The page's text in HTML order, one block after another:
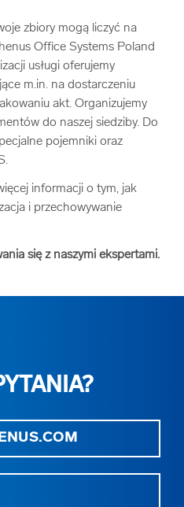
zbiory mogą liczyć na
Office Systems Poland
usługi oferujemy
m.in. na dostarczeniu
akt. Organizujemy
do naszej siedziby. Do
pojemniki oraz
informacji o tym, jak
i przechowywanie
się z naszymi ekspertami.